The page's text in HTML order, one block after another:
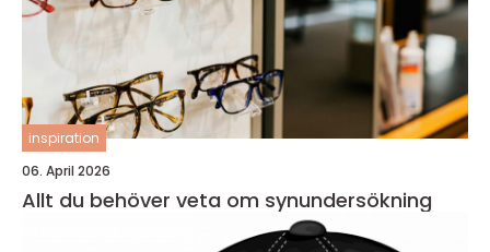
inspiration
06. April 2026
Allt du behöver veta om synundersökning